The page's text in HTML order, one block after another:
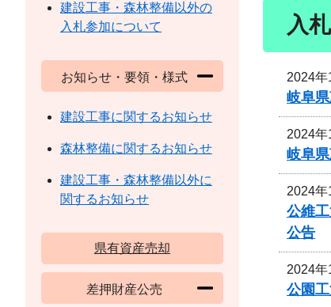
入
2024
岐阜
2024
岐阜
2024
公維
公告
2024
公園
建設工事・森林整備以外の
入札参加について
お知らせ・要領・様式
建設工事に関するお知らせ
森林整備に関するお知らせ
建設工事・森林整備以外に
関するお知らせ
県有資産売却
差押財産公売